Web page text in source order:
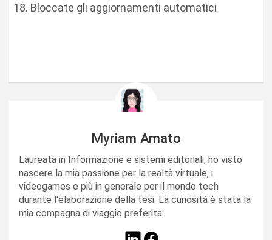
Bloccate gli aggiornamenti automatici
Myriam Amato
Laureata in Informazione e sistemi editoriali, ho visto
nascere la mia passione per la realtà virtuale, i
videogames e più in generale per il mondo tech
durante l'elaborazione della tesi. La curiosità è stata la
mia compagna di viaggio preferita.